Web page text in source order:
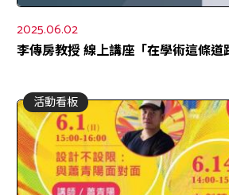
2025.06.02
李傳房教授 線上講座「在學術這條道
活動看板